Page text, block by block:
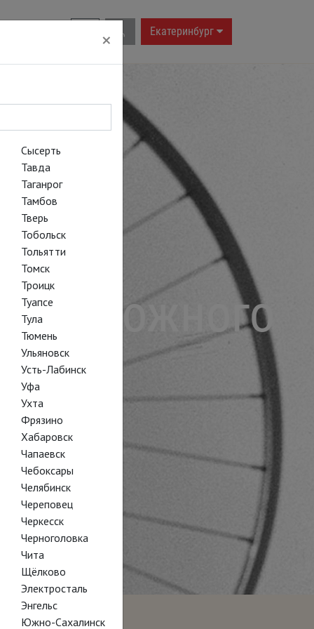
Екатеринбург
×
Сысерть
Тавда
Таганрог
Тамбов
Тверь
Тобольск
Тольятти
Томск
Троицк
Туапсе
Тула
Тюмень
Ульяновск
Усть-Лабинск
Уфа
Ухта
Фрязино
Хабаровск
Чапаевск
Чебоксары
Челябинск
Череповец
Черкесск
Черноголовка
Чита
Щёлково
Электросталь
Энгельс
Южно-Сахалинск